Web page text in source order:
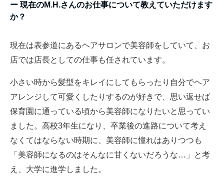
ー 現在のM.H.さんのお仕事について教えていただけます
か？
現在は表参道にあるヘアサロンで美容師をしていて、お
店では店長としての仕事も任されています。
小さい時から髪型をキレイにしてもらったり自分でヘア
アレンジして可愛くしたりするのが好きで、思い返せば
保育園に通っている頃から美容師になりたいと思ってい
ました。高校3年生になり、卒業後の進路について考え
なくてはならない時期に、美容師に憧れはありつつも
「美容師になるのはそんなに甘くないだろうな…」と考
え、大学に進学しました。